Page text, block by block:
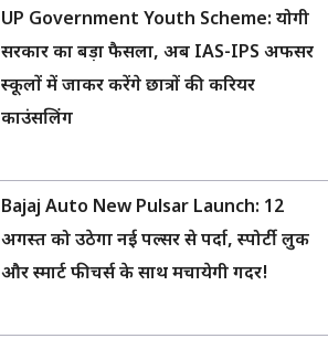
UP Government Youth Scheme: योगी
सरकार का बड़ा फैसला, अब IAS-IPS अफसर
स्कूलों में जाकर करेंगे छात्रों की करियर
काउंसलिंग
Bajaj Auto New Pulsar Launch: 12
अगस्त को उठेगा नई पल्सर से पर्दा, स्पोर्टी लुक
और स्मार्ट फीचर्स के साथ मचायेगी गदर!